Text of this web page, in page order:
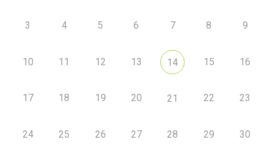
3 4 5 6 7 8 9
10 11 12 13 14 15 16
17 18 19 20 21 22 23
24 25 26 27 28 29 30